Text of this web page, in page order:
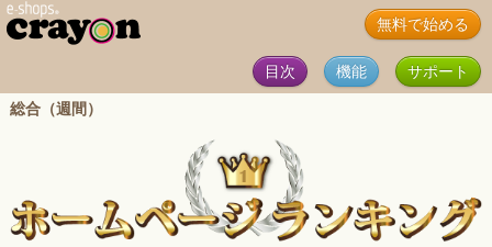
無料で始める
目次 機能
サポート
総合（週間）